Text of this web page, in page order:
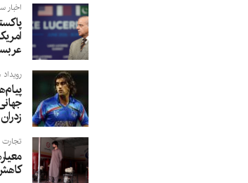
اخبار
زدران
تجارت